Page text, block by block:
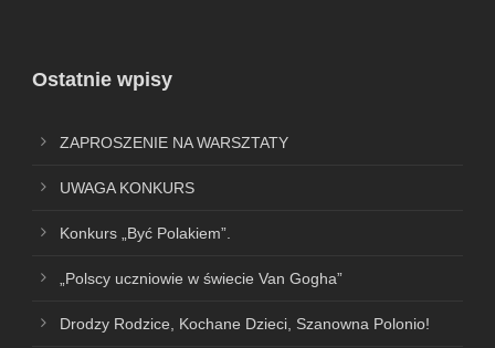
Ostatnie wpisy
ZAPROSZENIE NA WARSZTATY
UWAGA KONKURS
Konkurs „Być Polakiem”.
„Polscy uczniowie w świecie Van Gogha”
Drodzy Rodzice, Kochane Dzieci, Szanowna Polonio!